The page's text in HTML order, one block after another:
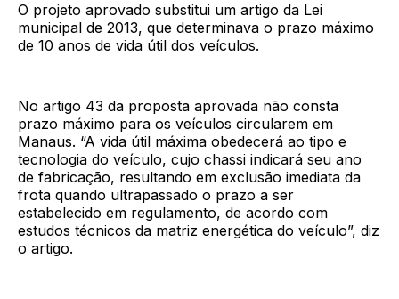
O projeto aprovado substitui um artigo da Lei
municipal de 2013, que determinava o prazo máximo
de 10 anos de vida útil dos veículos.
No artigo 43 da proposta aprovada não consta
prazo máximo para os veículos circularem em
Manaus. “A vida útil máxima obedecerá ao tipo e
tecnologia do veículo, cujo chassi indicará seu ano
de fabricação, resultando em exclusão imediata da
frota quando ultrapassado o prazo a ser
estabelecido em regulamento, de acordo com
estudos técnicos da matriz energética do veículo”, diz
o artigo.